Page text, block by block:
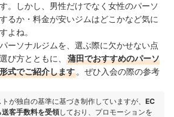
。しかし、男性だけでなく女性のパーソ
るか・料金が安いジムはどこかなど気に
よね。
ーソナルジムを、選ぶ際に欠かせない点
び方とともに、
蒲田でおすすめのパーソ
式でご紹介します 。ぜひ入会の際の参考
が独自の基準に基づき制作していますが、 EC
客手数料を受領しており、プロモーションを